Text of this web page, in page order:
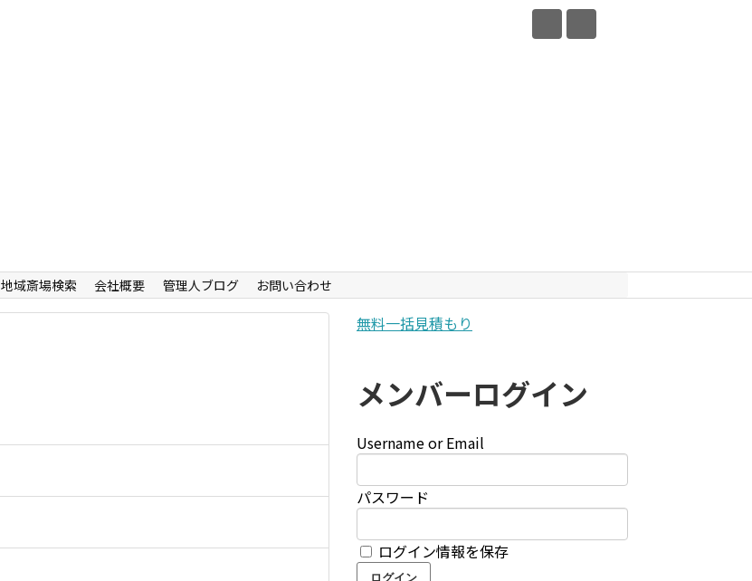
地域斎場検索 会社概要 管理人ブログ お問い合わせ
無料一括見積もり
メンバーログイン
Username or Email
パスワード
ログイン情報を保存